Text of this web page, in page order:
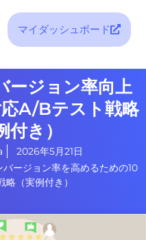
マイダッシュボード
ージョン率向上
A/Bテスト戦略
き）
2026年5月21日
ージョン率を高めるための10
（実例付き）